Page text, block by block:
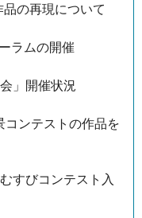
品の再現について
ラムの開催
」開催状況
コンテストの作品を
すびコンテスト入